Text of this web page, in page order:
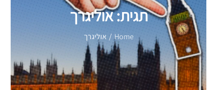
תגית:אוליגרך
Home אוליגרך